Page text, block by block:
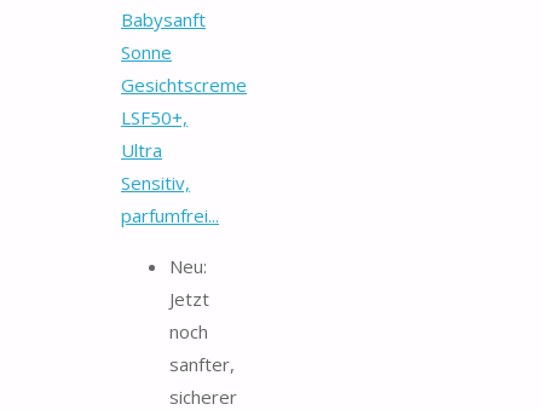
Babysanft
Sonne
Gesichtscreme
LSF50+,
Ultra
Sensitiv,
parfumfrei...
Neu:
Jetzt
noch
sanfter,
sicherer